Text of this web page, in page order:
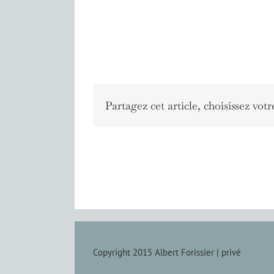
Partagez cet article, choisissez
Copyright 2015 Albert Forissier | privé